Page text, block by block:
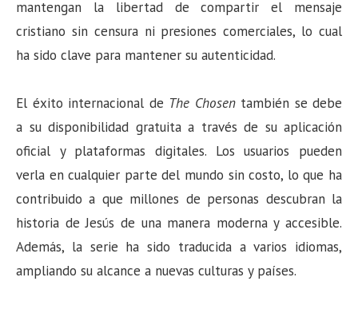
mantengan la libertad de compartir el mensaje
cristiano sin censura ni presiones comerciales, lo cual
ha sido clave para mantener su autenticidad.
El éxito internacional de The Chosentambién se debe
a su disponibilidad gratuita a través de su aplicación
oficial y plataformas digitales. Los usuarios pueden
verla en cualquier parte del mundo sin costo, lo que ha
contribuido a que millones de personas descubran la
historia de Jesús de una manera moderna y accesible.
Además, la serie ha sido traducida a varios idiomas,
ampliando su alcance a nuevas culturas y países.